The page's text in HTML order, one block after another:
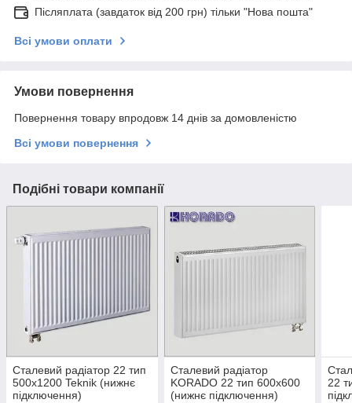
Післяплата (завдаток від 200 грн) тільки "Нова пошта"
Всі умови оплати
Умови повернення
Повернення товару впродовж 14 днів за домовленістю
Всі умови повернення
Подібні товари компанії
Сталевий радіатор 22 тип
500х1200 Teknik (нижнє
підключення)
Сталевий радіатор
KORADO 22 тип 600х600
(нижнє підключення)
22